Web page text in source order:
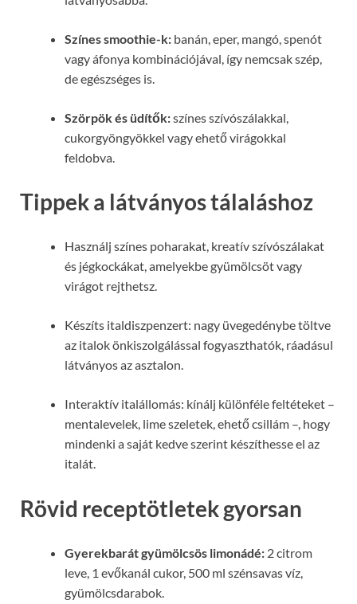
Színes smoothie-k: banán, eper, mangó, spenót
vagy áfonya kombinációjával, így nemcsak szép,
de egészséges is.
Szörpök és üdítők:színes szívószálakkal,
cukorgyöngyökkel vagy ehető virágokkal
feldobva.
Tippek a látványos tálaláshoz
Használj színes poharakat, kreatív szívószálakat
és jégkockákat, amelyekbe gyümölcsöt vagy
virágot rejthetsz.
Készíts italdiszpenzert: nagy üvegedénybe töltve
az italok önkiszolgálással fogyaszthatók, ráadásul
látványos az asztalon.
Interaktív italállomás: kínálj különféle feltéteket –
mentalevelek, lime szeletek, ehető csillám –, hogy
mindenki a saját kedve szerint készíthesse el az
italát.
Rövid receptötletek gyorsan
Gyerekbarát gyümölcsös limonádé: 2 citrom
leve, 1 evőkanál cukor, 500 ml szénsavas víz,
gyümölcsdarabok.